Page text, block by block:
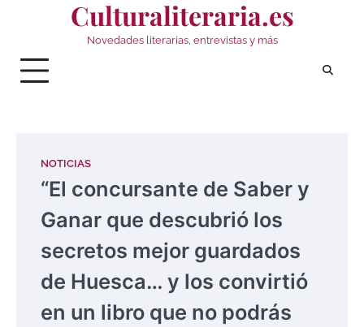
Culturaliteraria.es
Novedades literarias, entrevistas y más
NOTICIAS
“El concursante de Saber y
Ganar que descubrió los
secretos mejor guardados
de Huesca… y los convirtió
en un libro que no podrás